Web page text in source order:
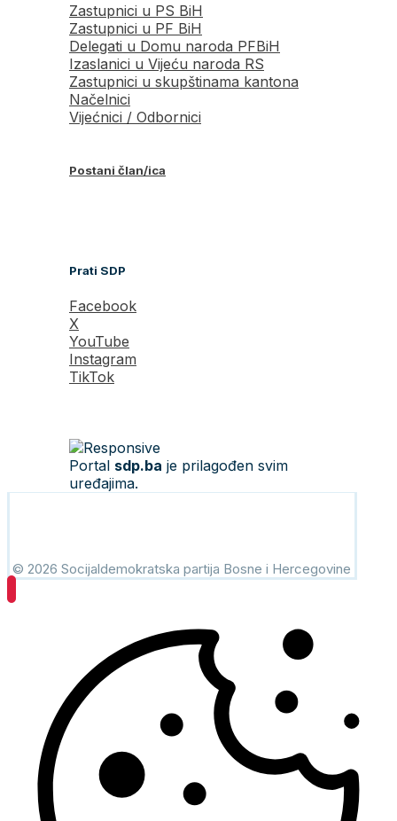
Zastupnici u PS BiH
Zastupnici u PF BiH
Delegati u Domu naroda PFBiH
Izaslanici u Vijeću naroda RS
Zastupnici u skupštinama kantona
Načelnici
Vijećnici / Odbornici
Postani član/ica
Prati SDP
Facebook
X
YouTube
Instagram
TikTok
Portal sdp.ba je prilagođen svim
uređajima.
© 2026 Socijaldemokratska partija Bosne i Hercegovine